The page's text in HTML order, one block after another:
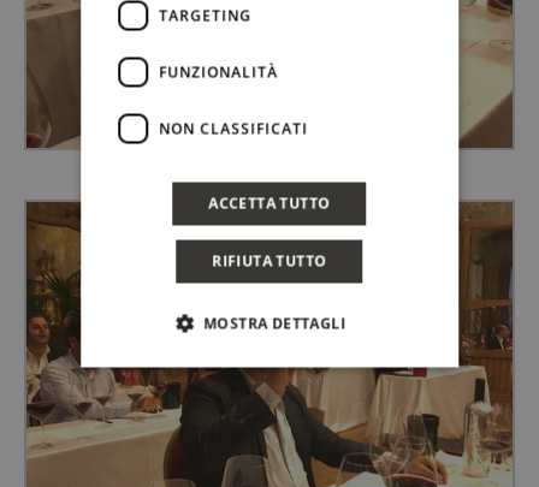
RENATO DE BARTOLI, BAGLIO DI PIANETTO
TARGETING
FUNZIONALITÀ
NON CLASSIFICATI
ACCETTA TUTTO
RIFIUTA TUTTO
MOSTRA DETTAGLI